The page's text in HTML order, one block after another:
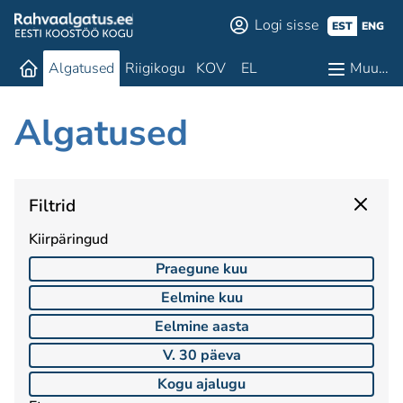
Logi sisse EST ENG
Algatused Riigikogu KOV EL Muu…
Algatused
Filtrid
Kiirpäringud
Praegune kuu
Eelmine kuu
Eelmine aasta
V. 30 päeva
Kogu ajalugu